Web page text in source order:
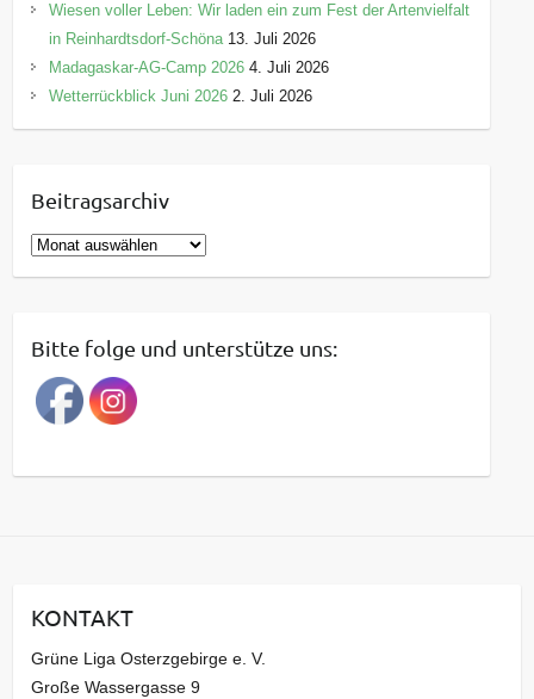
Wiesen voller Leben: Wir laden ein zum Fest der Artenvielfalt
in Reinhardtsdorf-Schöna 13. Juli 2026
Madagaskar-AG-Camp 2026 4. Juli 2026
Wetterrückblick Juni 2026 2. Juli 2026
Beitragsarchiv
B
e
r
a
g
a
v
Bitte folge und unterstütze uns:
KONTAKT
Grüne Liga Osterzgebirge e. V.
Große Wassergasse 9